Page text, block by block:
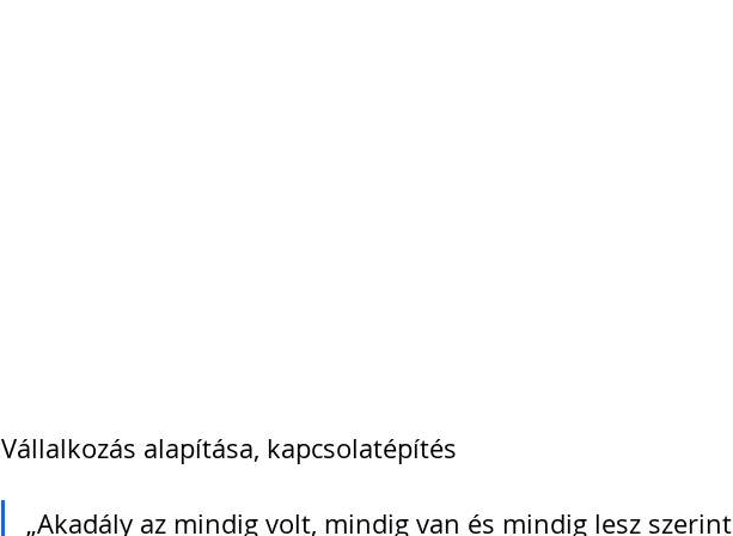
Vállalkozás alapítása, kapcsolatépítés
„Akadály az mindig volt, mindig van és mindig lesz